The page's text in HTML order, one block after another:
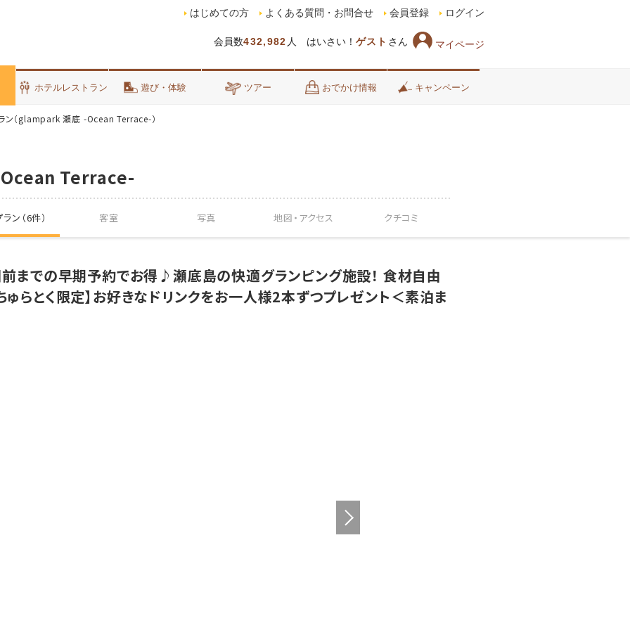
会員数432,982 人 はいさい！ ゲスト さん マイページ
はじめての方 よくある質問・お問合せ 会員登録 ログイン
ホテルレストラン 遊び・体験 ツアー おでかけ情報 キャンペーン
ン（glampark 瀬底 -Ocean Terrace-）
Terrace-
ン（6件） 客室 写真 地図・ アクセス クチコミ
前までの早期予約でお得♪瀬底島の快適グランピング施設！ 食材自由
らとく限定】お好きなドリンクをお一人様2本ずつプレゼント＜素泊ま